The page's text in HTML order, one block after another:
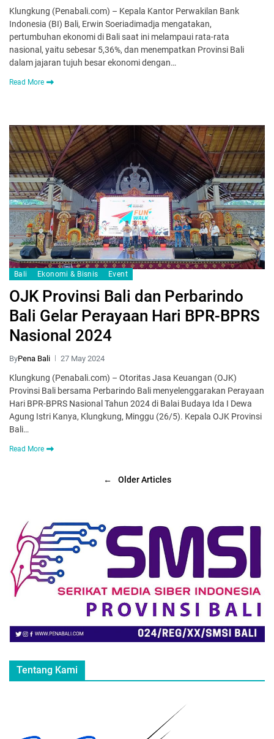
Klungkung (Penabali.com) – Kepala Kantor Perwakilan Bank
Indonesia (BI) Bali, Erwin Soeriadimadja mengatakan,
pertumbuhan ekonomi di Bali saat ini melampaui rata-rata
nasional, yaitu sebesar 5,36%, dan menempatkan Provinsi Bali
dalam jajaran tujuh besar ekonomi dengan…
Read More
Bali Ekonomi & Bisnis Event
OJK Provinsi Bali dan Perbarindo
Bali Gelar Perayaan Hari BPR-BPRS
Nasional 2024
ByPena Bali 27 May 2024
Klungkung (Penabali.com) – Otoritas Jasa Keuangan (OJK)
Provinsi Bali bersama Perbarindo Bali menyelenggarakan Perayaan
Hari BPR-BPRS Nasional Tahun 2024 di Balai Budaya Ida I Dewa
Agung Istri Kanya, Klungkung, Minggu (26/5). Kepala OJK Provinsi
Bali…
Read More
← Older Articles
Tentang Kami